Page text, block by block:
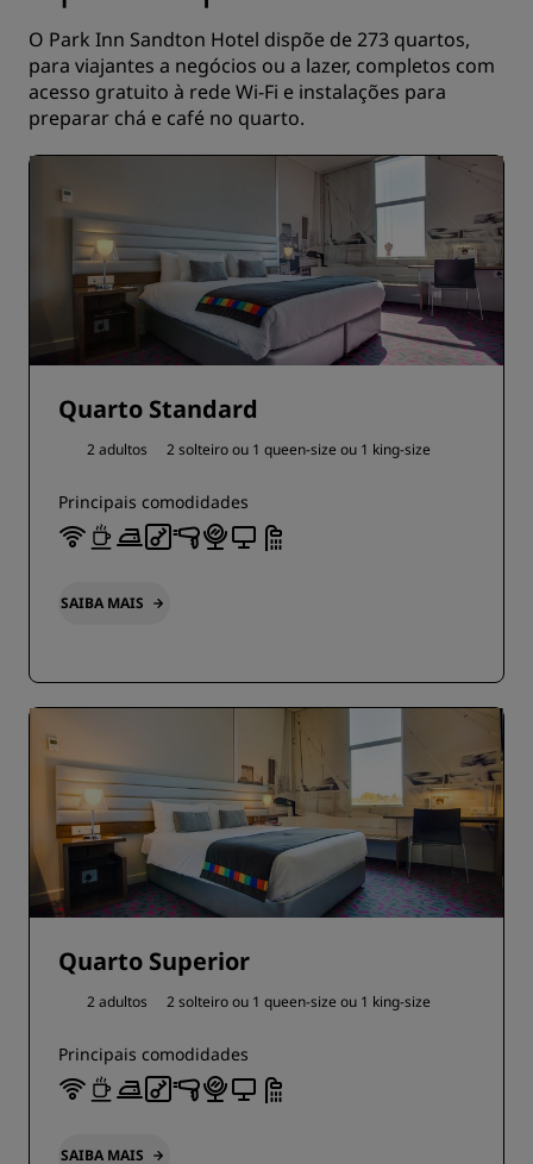
O Park Inn Sandton Hotel dispõe de 273 quartos,
para viajantes a negócios ou a lazer, completos com
acesso gratuito à rede Wi-Fi e instalações para
preparar chá e café no quarto.
Quarto Standard
2 adultos 2 solteiro ou 1 queen-size ou 1 king-size
Principais comodidades
SAIBA MAIS
Quarto Superior
2 adultos 2 solteiro ou 1 queen-size ou 1 king-size
Principais comodidades
SAIBA MAIS